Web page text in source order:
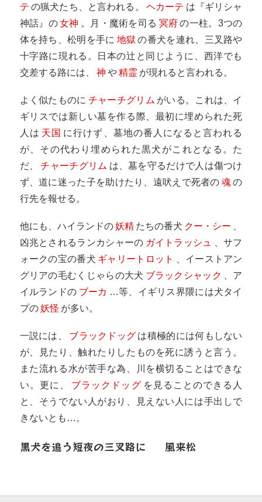
テ の猟犬たち、と言われる。 ヘカーテ は『ギリシャ
神話』の女神 。月・魔術を司る 冥府 の一柱。3つの
体を持ち、松明を手に 地獄 の番犬を連れ、三叉路や
十字路に現れる。日本の辻と同じように、西洋でも
交差する路には、
神 や精霊 が現れると言われる。
よく似たものに チャーチグリム がいる。これは、イ
ギリスでは新しい墓を作る際、最初に埋められた死
人は 天国 に行けず、墓地の番人になると言われる
が、その代わり埋められた黒犬がこれとなる。た
だ、
チャーチグリム は、墓を守るだけで人は傷つけ
ず、道に迷った子を助けたり、遠吠えで死者の 魂 の
行先を報せる。
他にも、ハイランドの妖精 たちの番犬 クー・シー
凶兆とされるランカシャーの ガイトラッシュ
、サフ
ォークの宝の番犬 ギャリートロット
、イーストアン
グリアの毛むくじゃらの大犬 ブラックシャック
、ア
イルランドの ブーカ …等、イギリス界隈には犬タイ
プの 妖怪 が多い。
一説には、 ブラックドッグ は積極的には何もしない
が、見たり、触れたりしたものを死に誘うと言う。
また流れる水が苦手な為、川を横切ることはできな
い。更に、
ブラックドッグ を見ることのできる人
と、そうでない人がおり、見えない人には手出しで
きないとも…。
黒犬を追う短夜の三叉路に 風来松